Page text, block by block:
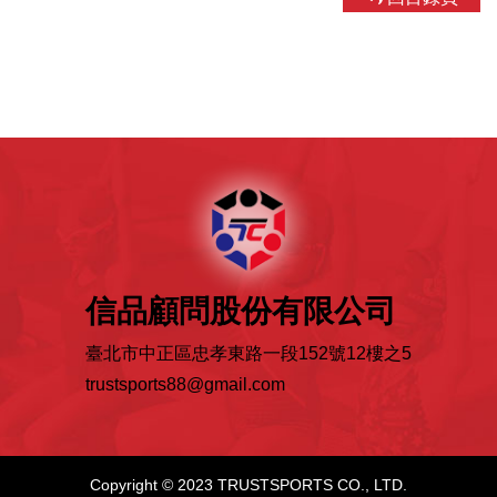
信品顧問股份有限公司
臺北市中正區忠孝東路一段152號12樓之5
trustsports88@gmail.com
Copyright © 2023 TRUSTSPORTS CO., LTD.